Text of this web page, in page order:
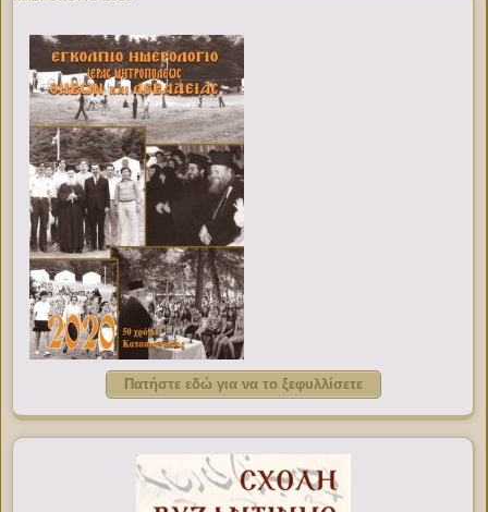
Πατήστε εδώ για να το ξεφυλλίσετε